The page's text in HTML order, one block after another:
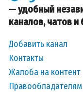
— удобный
каналов, чатов и
Добавить канал
Контакты
Жалоба на контент
Правообладателям